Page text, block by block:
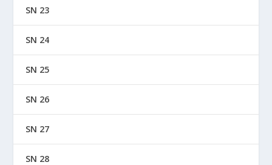
SN 23
SN 24
SN 25
SN 26
SN 27
SN 28